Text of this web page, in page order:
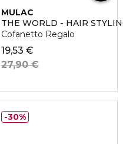
MULAC
THE WORLD - HAIR
Cofanetto Regalo
19,53 €
27,90 €
30%